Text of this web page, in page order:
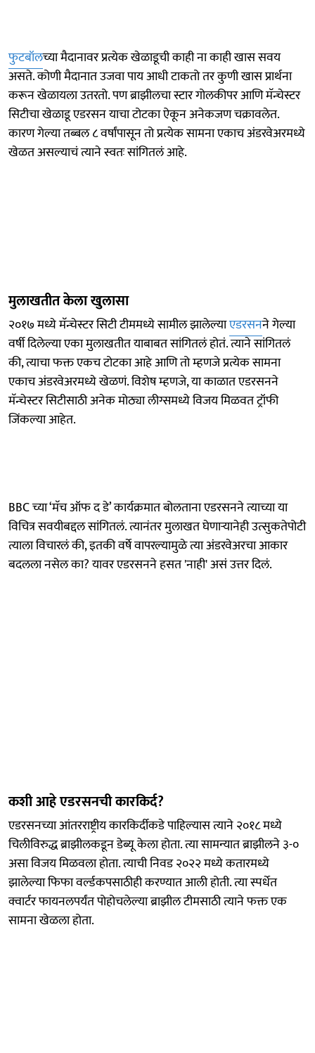
फुटबॉलच्या मैदानावर प्रत्येक खेळाडूची काही ना काही खास सवय
असते. कोणी मैदानात उजवा पाय आधी टाकतो तर कुणी खास प्रार्थना
करून खेळायला उतरतो. पण ब्राझीलचा स्टार गोलकीपर आणि मॅन्चेस्टर
सिटीचा खेळाडू एडरसन याचा टोटका ऐकून अनेकजण चक्रावलेत.
कारण गेल्या तब्बल ८ वर्षांपासून तो प्रत्येक सामना एकाच अंडरवेअरमध्ये
खेळत असल्याचं त्याने स्वतः सांगितलं आहे.
मुलाखतीत केला खुलासा
२०१७ मध्ये मॅन्चेस्टर सिटी टीममध्ये सामील झालेल्याएडरसनने गेल्या
वर्षी दिलेल्या एका मुलाखतीत याबाबत सांगितलं होतं. त्याने सांगितलं
की, त्याचा फक्त एकच टोटका आहे आणि तो म्हणजे प्रत्येक सामना
एकाच अंडरवेअरमध्ये खेळणं. विशेष म्हणजे, या काळात एडरसनने
मॅन्चेस्टर सिटीसाठी अनेक मोठ्या लीग्समध्ये विजय मिळवत ट्रॉफी
जिंकल्या आहेत.
BBC च्या ‘मॅच ऑफ द डे’ कार्यक्रमात बोलताना एडरसनने त्याच्या या
विचित्र सवयीबद्दल सांगितलं. त्यानंतर मुलाखत घेणाऱ्यानेही उत्सुकतेपोटी
त्याला विचारलं की, इतकी वर्षे वापरल्यामुळे त्या अंडरवेअरचा आकार
बदलला नसेल का? यावर एडरसनने हसत 'नाही' असं उत्तर दिलं.
कशी आहे एडरसनची कारकिर्द?
एडरसनच्या आंतरराष्ट्रीय कारकिर्दीकडे पाहिल्यास त्याने २०१८ मध्ये
चिलीविरुद्ध ब्राझीलकडून डेब्यू केला होता. त्या सामन्यात ब्राझीलने ३-०
असा विजय मिळवला होता. त्याची निवड २०२२ मध्ये कतारमध्ये
झालेल्या फिफा वर्ल्डकपसाठीही करण्यात आली होती. त्या स्पर्धेत
क्वार्टर फायनलपर्यंत पोहोचलेल्या ब्राझील टीमसाठी त्याने फक्त एक
सामना खेळला होता.